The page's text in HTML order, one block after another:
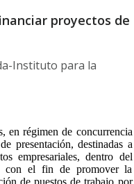
proyectos de
Instituto para la
en régimen de concurrencia
presentación, destinadas a
empresariales, dentro del
con el fin de promover la
de puestos de trabajo por